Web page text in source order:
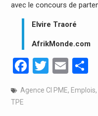
avec le concours de
Elvire Traoré
AfrikMonde.com
Facebook
Twitter
Email
Agence CI PME, Emplois,
TPE